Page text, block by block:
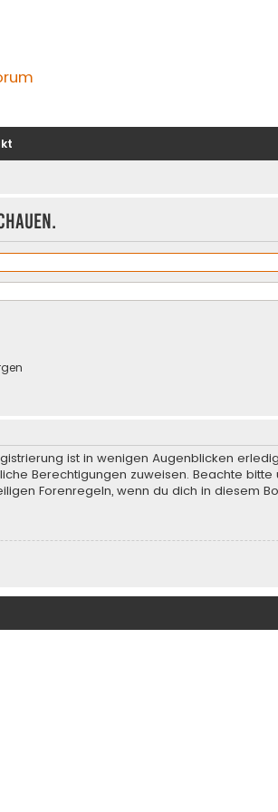
ist in wenigen Augenblicken
Berechtigungen zuweisen. Beachte
Forenregeln, wenn du dich in diesem